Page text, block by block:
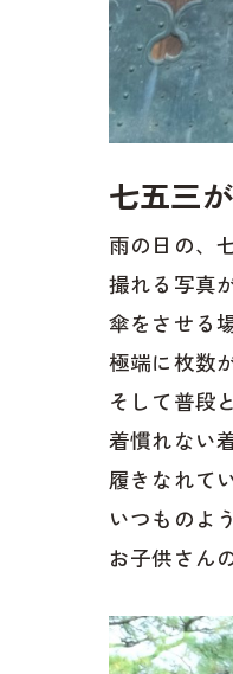
七五三
雨の日の、
撮れる写真
傘をさせる
極端に枚数
そして普段
着慣れない
履きなれて
いつものよ
お子供さん